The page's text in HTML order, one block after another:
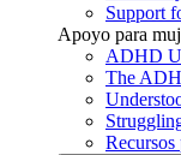
Support
Apoyo para
ADHD
The